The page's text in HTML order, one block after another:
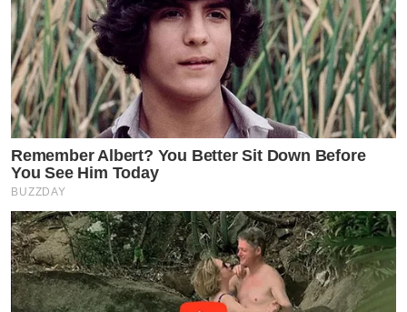
Remember Albert? You Better Sit Down Before
You See Him Today
BUZZDAY